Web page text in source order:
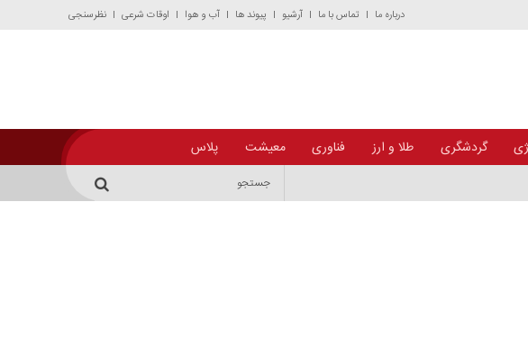
درباره ما تماس با ما آرشیو پیوند ها آب و هوا اوقات شرعی نظرسنجی
گردشگری طلا و ارز فناوری معیشت پلاس